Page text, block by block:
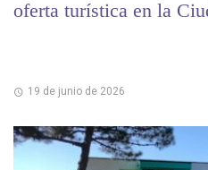
oferta turística en la
19 de junio de 2026